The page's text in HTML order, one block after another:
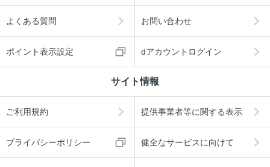
よくある質問 お問い合わせ
ポイント表示設定 dアカウントログイン
サイト情報
ご利用規約 提供事業者等に関する表示
プライバシーポリシー 健全なサービスに向けて